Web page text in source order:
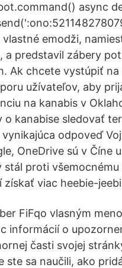
async
emodži,
a predstavil zábery
Ak chcete vystúpiť
užívateľov, aby
na kanabis v
kanabise sledovať
odpoveď
OneDrive sú v Číne
proti všemocnému
viac heebie-
FiFqo vlasným
informácií o
časti svojej
sa naučili, ako